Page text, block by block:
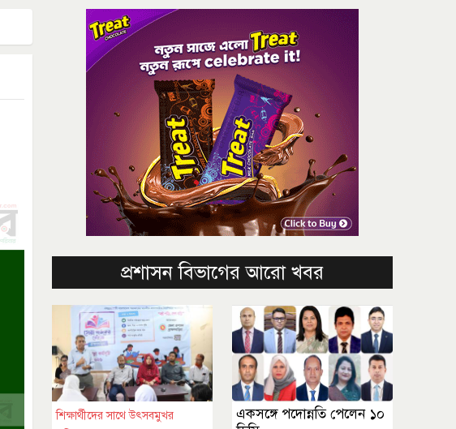
প্রশাসন বিভাগের আরো খবর
শিক্ষার্থীদের সাথে উৎসবমুখর
একসঙ্গে পদোন্নতি পেলেন ১০